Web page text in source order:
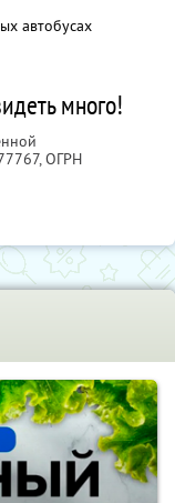
автобусах
много!
, ОГРН